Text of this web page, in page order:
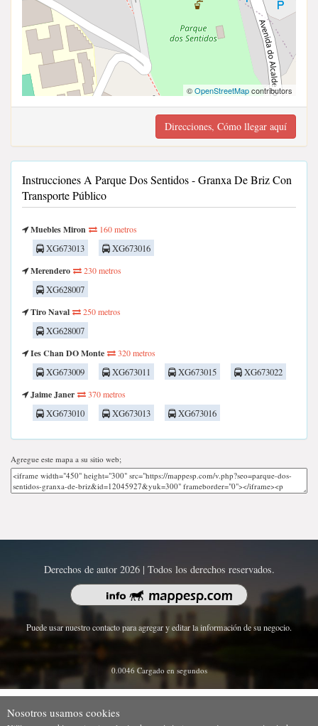
©OpenStreetMapcontributors
Direcciones, Cómo llegar aquí
Instrucciones A Parque Dos Sentidos - Granxa De Briz Con
Transporte Público
Muebles Miron 160 metros
XG673013
XG673016
Merendero
230 metros
XG628007
Tiro Naval
250 metros
XG628007
Ies Chan DO Monte
320 metros
XG673009 XG673011 XG673015
XG673022
Jaime Janer
370 metros
XG673010 XG673013 XG673016
Agregue este mapa a su sitio web;
Derechos de autor 2026 | Todos los derechos reservados.
Puede usar nuestro contacto para agregar y editar la información de su negocio.
0.0046 Cargado en segundos
Nosotros usamos cookies